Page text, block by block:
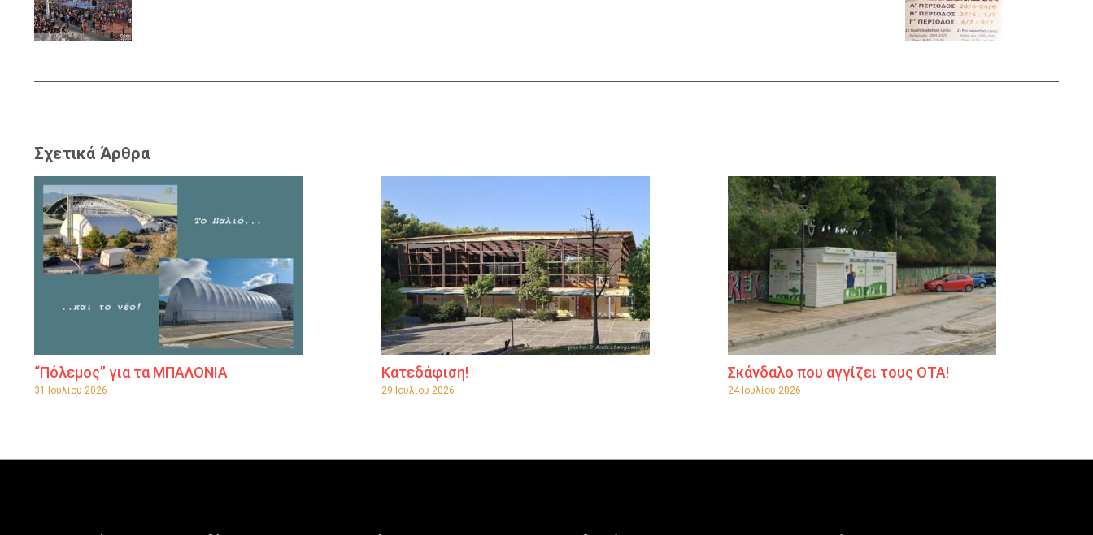
Σχετικά Άρθρα
“Πόλεμος” για τα ΜΠΑΛΟΝΙΑ
31 Ιουλίου 2026
Κατεδάφιση!
29 Ιουλίου 2026
Σκάνδαλο που αγγίζει τους ΟΤΑ!
24 Ιουλίου 2026